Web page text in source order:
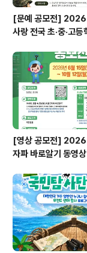
[문예 공모전] 2026
사랑 전국 초·중·고등
[영상 공모전] 2026
자파 바로알기 동영